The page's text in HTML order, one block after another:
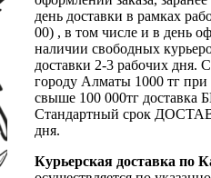
день доставки в рамках
00) , в том числе и в день
наличии свободных
доставки 2-3 рабочих
городу Алматы 1000 тг при
свыше 100 000тг
Стандартный срок
дня.
Курьерская доставка по